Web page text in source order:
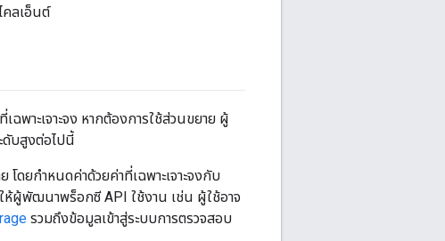
คลเอ็นต์
พาะเจาะจง หากต้องการใช้ส่วนขยาย ผู้
บสูงต่อไปนี้
ดยกําหนดค่าด้วยค่าที่เฉพาะเจาะจงกับ
ห้ผู้พัฒนาพร็อกซี API ใช้งาน เช่น ผู้ใช้อาจ
รวมถึงข้อมูลเข้าสู่ระบบการตรวจสอบ